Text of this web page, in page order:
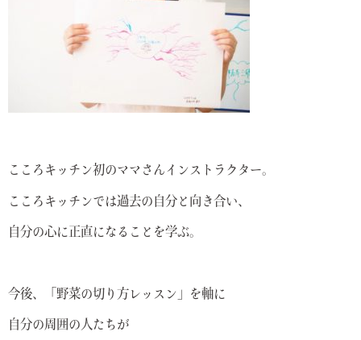
こころキッチン初のママさんインストラクター。
こころキッチンでは過去の自分と向き合い、
自分の心に正直になることを学ぶ。
今後、「野菜の切り方レッスン」を軸に
自分の周囲の人たちが